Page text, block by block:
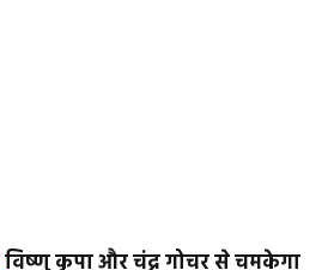
विष्णु कृपा और चंद्र गोचर से चमकेगा